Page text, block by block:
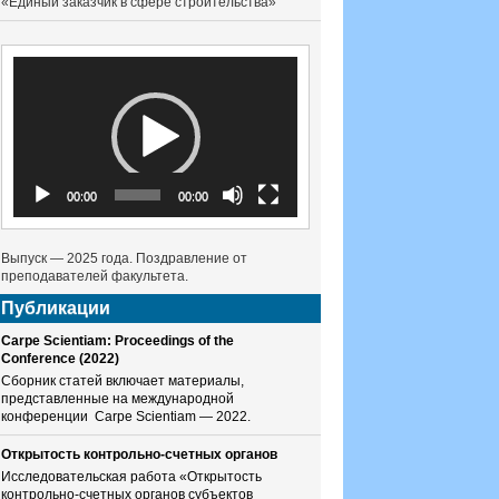
00:00 00:00
Выпуск — 2025 года. Поздравление от
преподавателей факультета.
Публикации
Carpe Scientiam: Proceedings of the
Conference (2022)
Сборник статей включает материалы,
представленные на международной
конференции Carpe Scientiam — 2022.
Открытость контрольно-счетных органов
Исследовательская работа «Открытость
контрольно-счетных органов субъектов